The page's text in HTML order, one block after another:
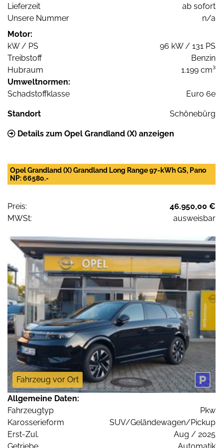
Lieferzeit
ab sofort
Unsere Nummer
n/a
Motor:
kW / PS
96 kW / 131 PS
Treibstoff
Benzin
Hubraum
1.199 cm³
Umweltnormen:
Schadstoffklasse
Euro 6e
Standort Schönebürg
Details zum Opel Grandland (X) anzeigen
Opel Grandland (X) Grandland Long Range 97-kWh GS, Pano
NP: 66580.-
Preis:
46.950,00 €
MWSt:
ausweisbar
Fahrzeug vor Ort
Allgemeine Daten:
Fahrzeugtyp
Pkw
Karosserieform
SUV/Geländewagen/Pickup
Erst-Zul.
Aug / 2025
Getriebe
Automatik